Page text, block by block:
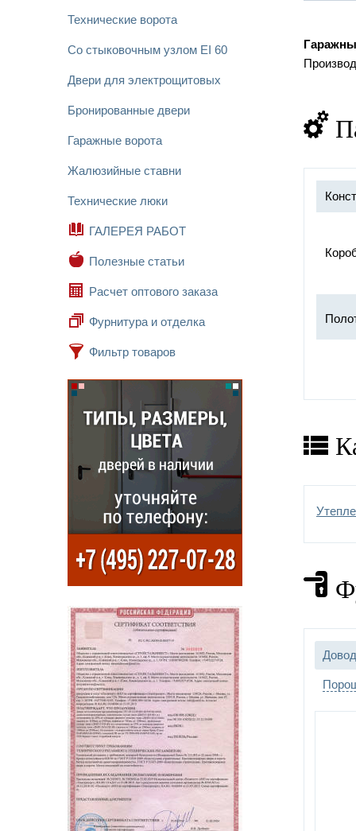
Технические ворота
Со стыковочным узлом EI 60
Двери для электрощитовых
Бронированные двери
Гаражные ворота
Жалюзийные ставни
Технические люки
ГАЛЕРЕЯ РАБОТ
Полезные статьи
Расчет оптового заказа
Фурнитура и отделка
Фильтр товаров